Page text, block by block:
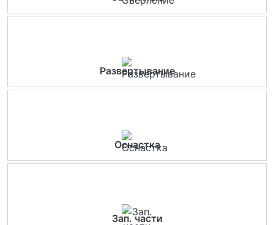
Развертывание
Оснастка
Зап. части